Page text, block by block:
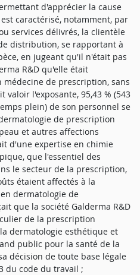
d'apprécier la cause
caractérisé, notamment, par
services délivrés, la clientèle
distribution, se rapportant à
en jugeant qu'il n'était pas
R&D qu'elle était
de prescription, sans
valoir l'exposante, 95,43 % (543
plein) de son personnel se
de prescription
et autres affections
d'une expertise en chimie
que l'essentiel des
le secteur de la prescription,
étaient affectés à la
dermatologie de
que la société Galderma R&D
de la prescription
dermatologie esthétique et
public pour la santé de la
décision de toute base légale
du code du travail ;